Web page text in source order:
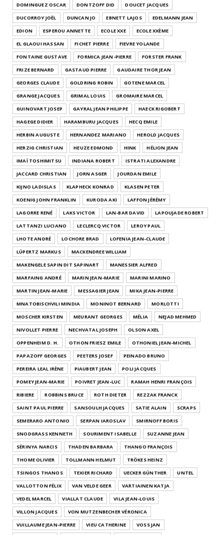
DOMINGUEZ OSCAR
DONTZOFF DID
DOUCET JACQUES
DUCORROY JOËL
DUNCAN JO EBNETT LAJOS
EDELMANN JEAN
EDION
ESPEROU ANNETTE ECOLE XXE
ECOLE XXÈME
EL GLAOUI HASSAN
FICHET PIERRE
FIEVRE YOLANDE
FONTAINE GUSTAVE
FORMICA JEAN-PIERRE
FORSTER FRANK
FRIZE BERNARD
GASTAUD PIERRE
GAUDAIRE THOR JEAN
GEORGES CLAUDE
GOLDRING ROBIN
GOTENE MARCEL
GRANGE JACQUES
GRIMAL LOUIS
GROMAIRE MARCEL
GUINOVART JOSEP
GAYRAL JEAN PHILIPPE
HAECK RIGOBERT
HAGEGE DIDIER
HARAMBURU JACQUES
HECQ EMILE
HERBIN AUGUSTE
HERNANDEZ MARIANO
HEROLD JACQUES
HERZIG CHRISTIAN
HEUZE EDMOND HINK
HÉLION JEAN
IMAÏ TOSHIMITSU
INDIANA ROBERT
ISTRATI ALEXANDRE
JACCARD CHRISTIAN
JORN ASGER
JOURDAN EMILE
KIJNO LADISLAS
KLAPHECK KONRAD
KLASEN PETER
KOENIG JOHN FRANKLIN
KURODA AKI
LAFFON JÉRÉMY
LAGORRE RENÉ
LAKS VICTOR LAN-BAR DAVID
LAPOUJADE ROBERT
LATTANZI LUCIANO
LECLERCQ VICTOR
LEROY PAUL
LHOTE ANDRÉ
LOCHORE BRAD
LOFENIA JEAN-CLAUDE
LÜPERTZ MARKUS
MACKENDREE WILLIAM
MAKENGELE SAPIN DIT SAPINART
MANESSIER ALFRED
MARFAING ANDRÉ
MARIN JEAN-MARIE
MARINI MARINO
MARTIN JEAN-MARIE
MESSAGIER JEAN
MIKA JEAN-PIERRE
MNATOBISCHVILI MINDIA
MONINOT BERNARD
MORLOTTI
MOSCHER KIRSTEN
MEURANT GEORGES MÉLIA
NEJAD MEHMED
NIVOLLET PIERRE
NECHVATAL JOSEPH
OLSON AXEL
OPPENHEIM D. H.
OTHON FRIESZ EMILE
OTHONIEL JEAN-MICHEL
PAPAZOFF GEORGES
PEETERS JOSEF
PEINADO BRUNO
PEREIRA LEAL IRÈNE
PIAUBERT JEAN
POLI JACQUES
POMEY JEAN-MARIE
POIVRET JEAN-LUC
RAMAH HENRI FRANÇOIS
RIBIERE
ROBBINS BRUCE ROTH DIETER
REZZAK FRANCK
SAINT PAUL PIERRE
SANSOULH JACQUES SATIE ALAIN
SCRAPS
SEMERARO ANTONIO
SERPAN IAROSLAV
SMIRNOFF BORIS
SNODGRASS KENNETH
SOURIMENT ISABELLE
SUZANNE JEAN
SÉRINYA NARCIS
THADEN BARBARA
THANGO FRANÇOIS
THOME OLIVIER
TOLLMANN HELMUT
TRÖKES HEINZ
TSINGOS THANOS
TEXIER RICHARD UECKER GÜNTHER
UNTEL
VALLOTTON FÉLIX
VAN VELDE GEER
VARTIAINEN KATJA
VEDEL MARCEL
VIALLAT CLAUDE
VILA JEAN-LOUIS
VILLON JACQUES
VON MUTZENBECHER VÉRONICA
VUILLAUME JEAN-PIERRE
VIEU CATHERINE
VOSS JAN